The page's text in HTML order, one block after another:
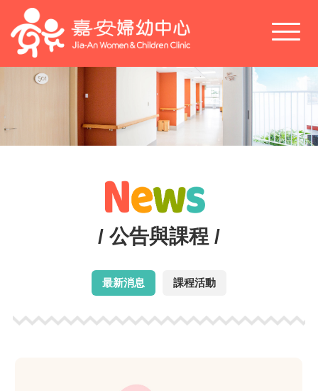
/ 公告與課程 /
最新消息 課程活動
view